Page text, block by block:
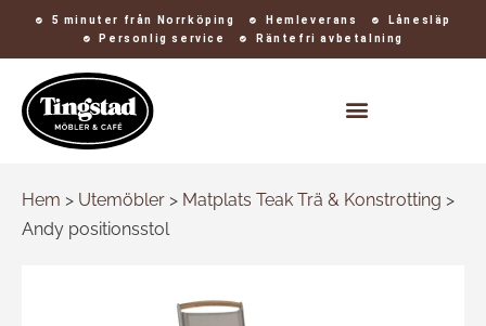
5 minuter från Norrköping Hemleverans
Lånesläp
Personlig service
Räntefri avbetalning
Hem > Utemöbler > Matplats Teak Trä & Konstrotting >
Andy positionsstol